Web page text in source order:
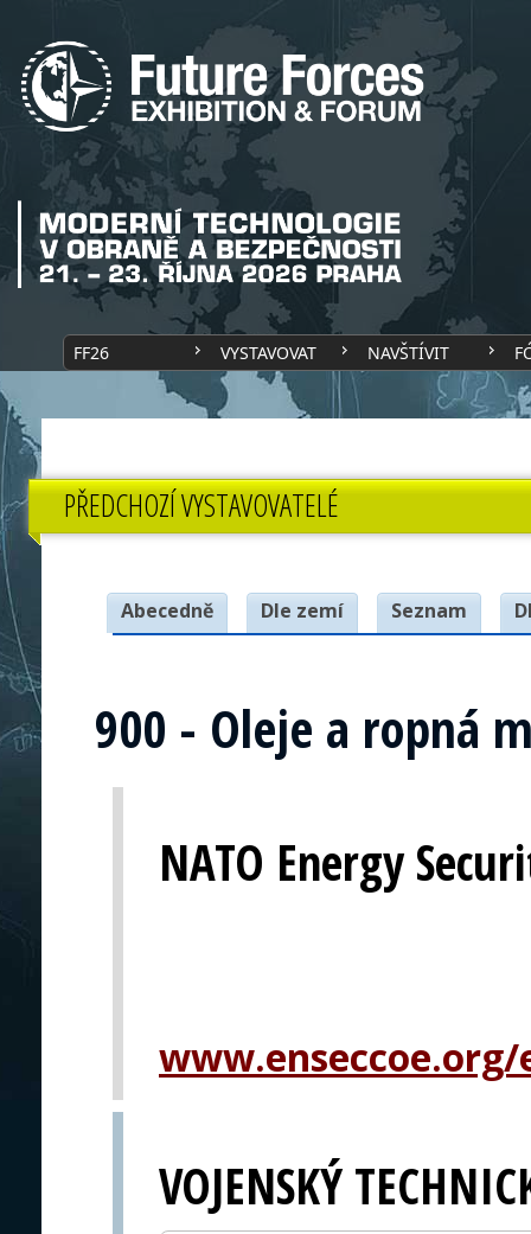
FF26 VYSTAVOVAT NAVŠTÍVIT
PŘEDCHOZÍ VYSTAVOVATELÉ
Abecedně Dle zemí Seznam
900 - Oleje a ropná
NATO Energy
www.enseccoe.org/
VOJENSKÝ